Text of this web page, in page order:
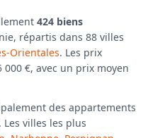
424 biens
répartis dans 88 villes
Orientales. Les prix
000 €, avec un prix moyen
des appartements
Les villes les plus